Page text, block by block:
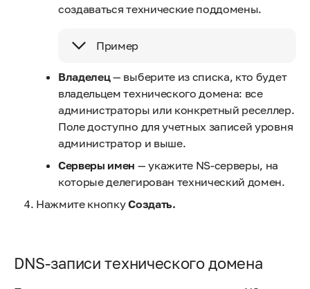
создаваться технические поддомены.
Пример
Владелец— выберите из списка, кто будет
владельцем технического домена: все
администраторы или конкретный реселлер.
Поле доступно для учетных записей уровня
администратор и выше.
Серверы имен — укажите NS-серверы, на
которые делегирован технический домен.
Нажмите кнопкуСоздать.
DNS-записи технического домена